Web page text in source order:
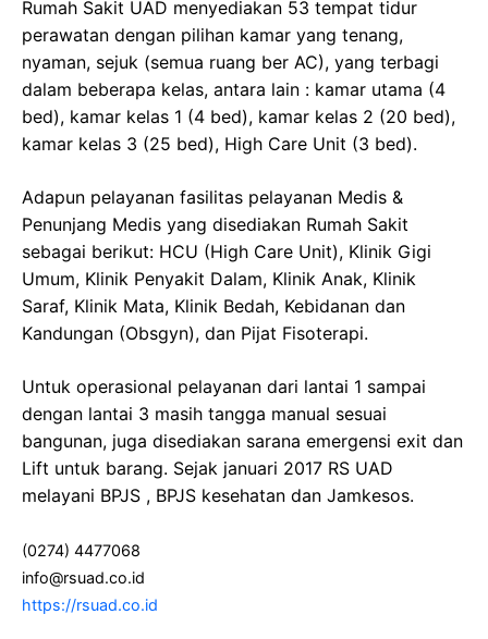
Rumah Sakit UAD menyediakan 53 tempat tidur
perawatan dengan pilihan kamar yang tenang,
nyaman, sejuk (semua ruang ber AC), yang terbagi
dalam beberapa kelas, antara lain : kamar utama (4
bed), kamar kelas 1 (4 bed), kamar kelas 2 (20 bed),
kamar kelas 3 (25 bed), High Care Unit (3 bed).
Adapun pelayanan fasilitas pelayanan Medis &
Penunjang Medis yang disediakan Rumah Sakit
sebagai berikut: HCU (High Care Unit), Klinik Gigi
Umum, Klinik Penyakit Dalam, Klinik Anak, Klinik
Saraf, Klinik Mata, Klinik Bedah, Kebidanan dan
Kandungan (Obsgyn), dan Pijat Fisoterapi.
Untuk operasional pelayanan dari lantai 1 sampai
dengan lantai 3 masih tangga manual sesuai
bangunan, juga disediakan sarana emergensi exit dan
Lift untuk barang. Sejak januari 2017 RS UAD
melayani BPJS , BPJS kesehatan dan Jamkesos.
(0274) 4477068
info@rsuad.co.id
https://rsuad.co.id